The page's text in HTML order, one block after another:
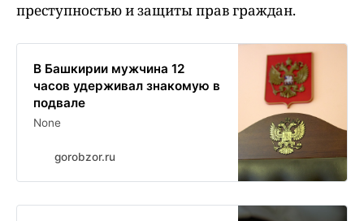
преступностью и защиты прав граждан.
В Башкирии мужчина 12
часов удерживал знакомую в
подвале
None
gorobzor.ru